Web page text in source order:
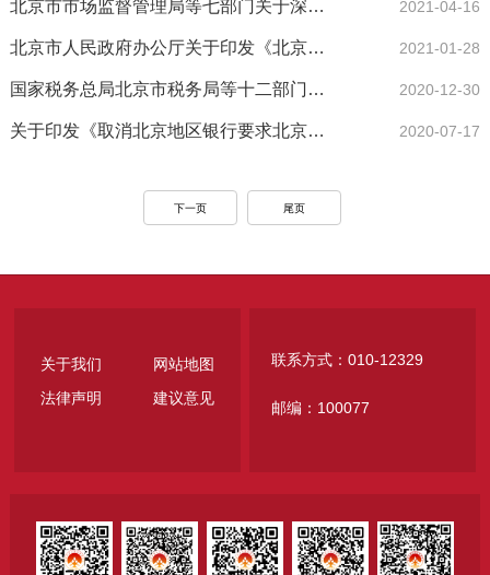
北京市市场监督管理局等七部门关于深入推进企业开办便利化深化企业开办一网通办的通知 2021-04-16
北京市人民政府办公厅关于印发《北京市进一步优化营商环境更好服务市场主体实施方案》的通知 2021-01-28
国家税务总局北京市税务局等十二部门关于推进纳税缴费便利化改革优化税收营商环境若干措施的通知 2020-12-30
关于印发《取消北京地区银行要求北京市行政机构事业单位开具证明目录》《北京市行政机关事业单位可向银行开具证明目录》 2020-07-17
下一页 尾页
关于我们
网站地图
法律声明
建议意见
联系方式：010-12329
邮编：100077